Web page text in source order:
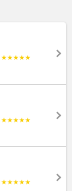
★★★★★
★★★★★
★★★★★